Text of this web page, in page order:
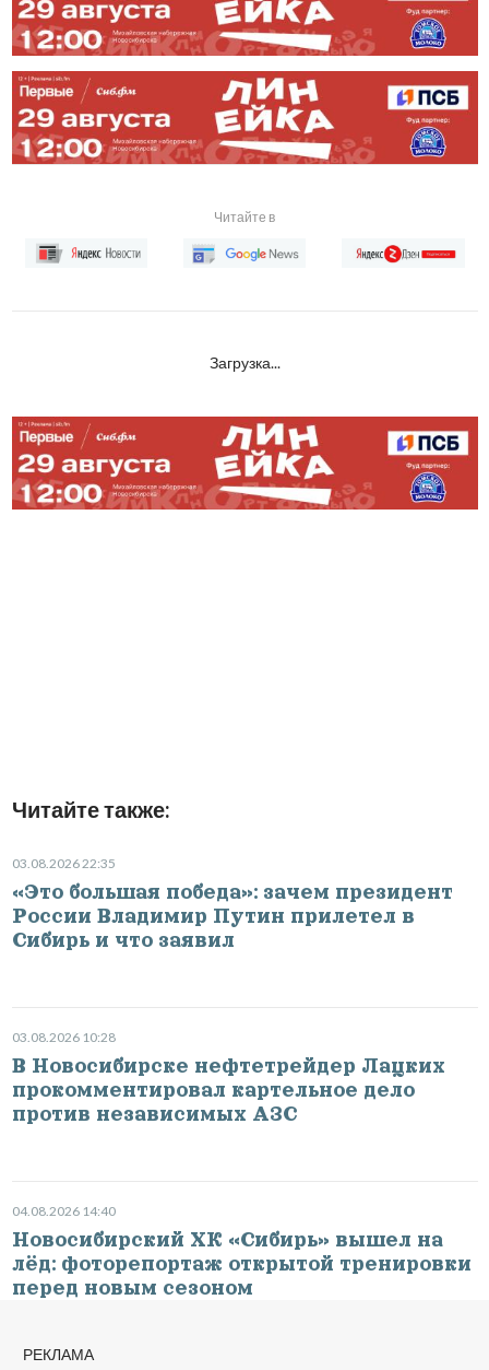
Читайте в
Загрузка...
Читайте также:
03.08.2026 22:35
«Это большая победа»: зачем президент
России Владимир Путин прилетел в
Сибирь и что заявил
03.08.2026 10:28
В Новосибирске нефтетрейдер Лацких
прокомментировал картельное дело
против независимых АЗС
04.08.2026 14:40
Новосибирский ХК «Сибирь» вышел на
лёд: фоторепортаж открытой тренировки
перед новым сезоном
РЕКЛАМА